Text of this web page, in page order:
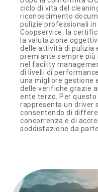
ciclo di vita del
riconoscimento
pulizie professionali
Coopservice: la
la valutazione
delle attività di pulizia
premiante sempre più
nel facility
di livelli di
una migliore gestione
delle verifiche grazie
ente terzo. Per
rappresenta un driver
consentendo di
concorrenza e di
soddisfazione da